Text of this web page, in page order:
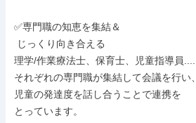
✅専門職の知恵を集結＆
理学/作業療法士、保育士、児童指導員.....
それぞれの専門職が集結して会議を行い、
児童の発達度を話し合うことで連携を
とっています。